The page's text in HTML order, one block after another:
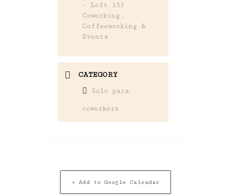
- Loft 153
Coworking,
Coffeeworking &
Events
CATEGORY
Solo para
coworkers
+ Add to Google Calendar